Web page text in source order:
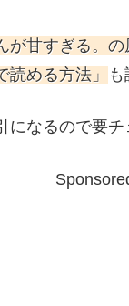
が甘すぎる。 の
める方法」
になるので要チ